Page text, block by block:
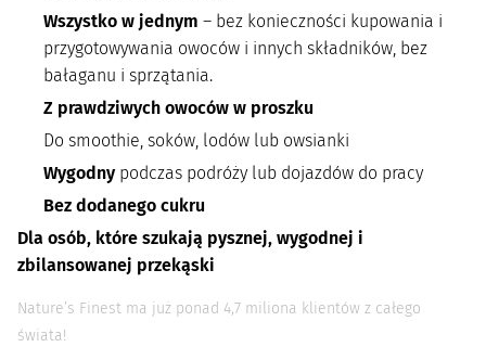
Wszystko w jednym – bez konieczności kupowania i
przygotowywania owoców i innych składników, bez
bałaganu i sprzątania.
Z prawdziwych owoców w proszku
Do smoothie, soków, lodów lub owsianki
Wygodny podczas podróży lub dojazdów do pracy
Bez dodanego cukru
Dla osób, które szukają pysznej, wygodnej i
zbilansowanej przekąski
Nature’s Finest ma już ponad 4,7 miliona klientów z całego
świata!